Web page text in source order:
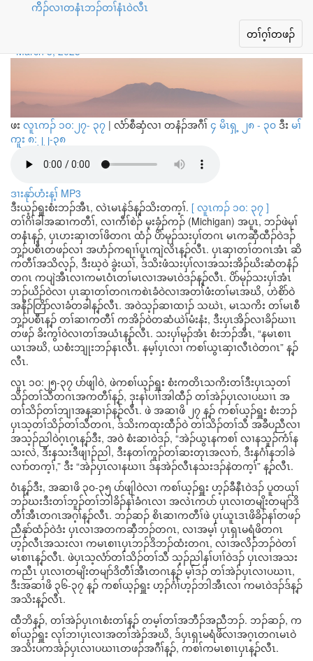
ကိိၣ်လၢတနံၤဘၣ်တၢ်နံၤ၀ဲလီၤ
Toggle
navigation
တၢ်ဂ့ၢ်တဖၣ်
တၢ်မၤလဲၢ်အါထီၣ်ယွၤအတၢ်အဲၣ်
March 3, 2025
ဖး လူၤကၣ် ၁၀:၂၇- ၃၇ | လံာ်စီဆှံလၢ တနံၣ်အဂီၢ် ၄ မိၤရှ့ ၂၈ - ၃၀ ဒီး မၢ်
ကူး ၈:၂၂-၃၈
ဒၢးနုာ်ဟံးန့ၢ် MP3
ဒီးယ့ၣ်ရှူးစံးဘၣ်အီၤ, လဲၤမၤနဲဒ်န့ၣ်သိးတက့ၢ်. [ လူၤကၣ် ၁၀: ၃၇ ]
တၢ်ဂိၢ်ခါအဆၢကတီၢ်, လၢကီၢ်စဲၣ် မ့းခၠံၣ်ကၣ် (Michigan) အပူၤ, ဘၣ်ဖဲမုၢ်
တနံၤန့ၣ်, ပှၤဟးဆှၢတၢ်ဖိတဂၤ ထံၣ် ပိာ်မုၣ်သးပှၢ်တဂၤ မၤကဆှီထီၣ်ဝဲဒၣ်
ဘှ့ၣ်ပစီၤတဖၣ်လၢ အဟံၣ်ကရၢၢ်ပူၤကျဲလိၤန့ၣ်လီၤ. ပှၤဆှၢတၢ်တဂၤအံၤ ဆိ
ကတီၢ်အသိလ့ၣ်, ဒီးဃ့ဝဲ ခွဲးယၢ်, ဒ်သိးဖံသးပှၢ်လၢအသးအိၣ်ဃိးဆံတနံၣ်
တဂၤ ကပျဲအီၤလၢကမၤဝံၤတၢ်မၤလၢအမၤဝဲဒၣ်န့ၣ်လီၤ. ပိာ်မုၣ်သးပှၢ်အံၤ
ဘၣ်ယိၣ်ဝဲလၢ ပှၤဆှၢတၢ်တဂၤကစဲၤခံဝဲလၢအတၢ်ဖံးတၢ်မၤအဃိ, ဟဲစိာ်ဝဲ
အနီၣ်တြိာ်လၢခံတခါန့ၣ်လီၤ. အဝဲသ့ၣ်ဆၢထၢၣ် သဃဲၤ, မၤသကိး တၢ်မၤစီ
ဘှ့ၣ်ပစီၤန့ၣ် တၢ်ဆၢကတီၢ် ကအိၣ်ဝဲတဆံယဲၢ်မံးနံး, ဒီးပှၤအိၣ်လၢခိၣ်ဃၢၤ
တဖၣ် ခိးကွၢ်ဝဲလၢတၢ်အယံၤန့ၣ်လီၤ. သးပှၢ်မုၣ်အံၤ စံးဘၣ်အီၤ, “နမၤစၢၤ
ယၤအဃိ, ယစံးဘျုးဘၣ်နၤလီၤ. နမ့ၢ်ပှၤလၢ ကစၢ်ယွၤဆှၢလီၤဝဲတဂၤ” န့ၣ်
လီၤ.
လူၤ ၁၀:၂၅-၃၇ ပာ်ဖျါဝဲ, ဖဲကစၢ်ယ့ၣ်ရှူး စံးကတိၤသကိးတၢ်ဒီးပှၤသ့တၢ်
သိၣ်တၢ်သီတဂၤအကတီၢ်န့ၣ်, ဒုးနၢ်ပၢၢ်အါထီၣ် တၢ်အဲၣ်ပှၤလၢပဃၢၤ အ
တၢ်သိၣ်တၢ်ဘျၢအန့ဆၢၣ်န့ၣ်လီၤ. ဖဲ အဆၢဖိ ၂၇ န့ၣ် ကစၢ်ယ့ၣ်ရှူး စံးဘၣ်
ပှၤသ့တၢ်သိၣ်တၢ်သီတဂၤ, ဒ်သိးကထုးထီၣ်ဝဲ တၢ်သိၣ်တၢ်သီ အခီပညီလၢ
အသ့ၣ်ညါဝဲဂ့ၤဂ့ၤန့ၣ်ဒီး, အဝဲ စံးဆၢဝဲဒၣ်, “အဲၣ်ယွၤနကစၢ် လၢနသူၣ်ကံၢ်န
သးလဲ, ဒီးနသးဒီဖျၢၣ်ညါ, ဒီးနတၢ်ကူၣ်တၢ်ဆးတုၤအလၢာ်, ဒီးနဂံၢ်နဘါခဲ
လၢာ်တက့ၢ်,” ဒီး “အဲၣ်ပှၤလၢနဃၢၤ ဒ်နအဲၣ်လီၤနသးဒၣ်နဲတက့ၢ်” န့ၣ်လီၤ.
ဝံၤန့ၣ်ဒီး, အဆၢဖိ ၃၀-၃၅ ပာ်ဖျါဝဲလၢ ကစၢ်ယ့ၣ်ရှူး ဟ့ၣ်ခီနီၤဝဲဒၣ် ပူတယုၢ်
ဘၣ်ဃးဒီးတၢ်ဘူၣ်တၢ်ဘါခိၣ်နၢ်ခံဂၤလၢ အလဲၤကပာ် ပှၤလၢတမျိးတမျာ်ဒိ
တီၢ်အီၤတဂၤအဂ့ၢ်န့ၣ်လီၤ. ဘၣ်ဆၣ် စိၤဆၢကတီၢ်ဖဲ ပှၤယူၤဒၤဖိခိၣ်နၢ်တဖၣ်
ညီနုာ်ထံၣ်ဝဲဒံး ပှၤလၢအတကဆှီဘၣ်တဂၤ, လၢအမ့ၢ် ပှၤရှၤမရံဖိတဂၤ
ဟ့ၣ်လီၤအသးလၢ ကမၤစၢၤပှၤဘၣ်ဒိဘၣ်ထံးတဂၤ, လၢအလိၣ်ဘၣ်ဝဲတၢ်
မၤစၢၤန့ၣ်လီၤ. ဖဲပှၤသ့လံာ်တၢ်သိၣ်တၢ်သီ သ့ၣ်ညါနၢ်ပၢၢ်ဝဲဒၣ် ပှၤလၢအသး
ကညီၤ ပှၤလၢတမျိးတမျာ်ဒိတီၢ်အီၤတဂၤန့ၣ် မ့ၢ်ဒၣ် တၢ်အဲၣ်ပှၤလၢပဃၢၤ,
ဒီးအဆၢဖိ ၃၆-၃၇ န့ၣ် ကစၢ်ယ့ၣ်ရှူး ဟ့ၣ်ဂံၢ်ဟ့ၣ်ဘါအီၤလၢ ကမၤဝဲဒၣ်ဒ်န့ၣ်
အသိးန့ၣ်လီၤ.
ထီဘိန့ၣ်, တၢ်အဲၣ်ပှၤဂၤစံးတၢ်န့ၣ် တမ့ၢ်တၢ်အဘီၣ်အညီဘၣ်. ဘၣ်ဆၣ်, က
စၢ်ယ့ၣ်ရှူး လုၢ်ဘၢပှၤလၢအတၢ်အဲၣ်အဃိ, ဒ်ပှၤရှၤမရံဖိလၢအဂ့ၤတဂၤမၤဝဲ
အသိးပကအဲၣ်ပှၤလၢပဃၢၤတဖၣ်အဂီၢ်န့ၣ်, ကစၢ်ကမၤစၢၤပှၤန့ၣ်လီၤ.